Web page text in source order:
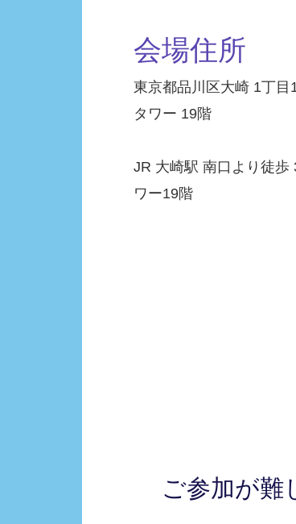
会場住所
東京都品川区大崎 1丁目
タワー 19階
JR 大崎駅 南口より徒
ワー19階
ご参加が難